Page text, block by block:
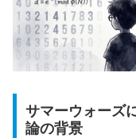
サマーウォーズ
論の背景